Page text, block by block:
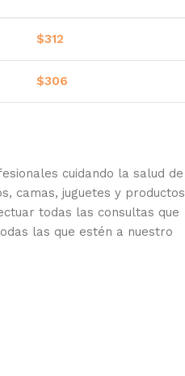
$312
$306
cuidando la salud de
camas, juguetes y productos
todas las consultas que
las que estén a nuestro